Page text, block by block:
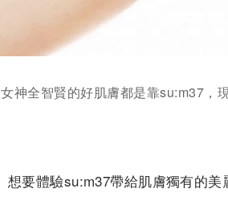
女神全智賢的好肌膚都是靠su:m37，
想要體驗su:m37帶給肌膚獨有的美